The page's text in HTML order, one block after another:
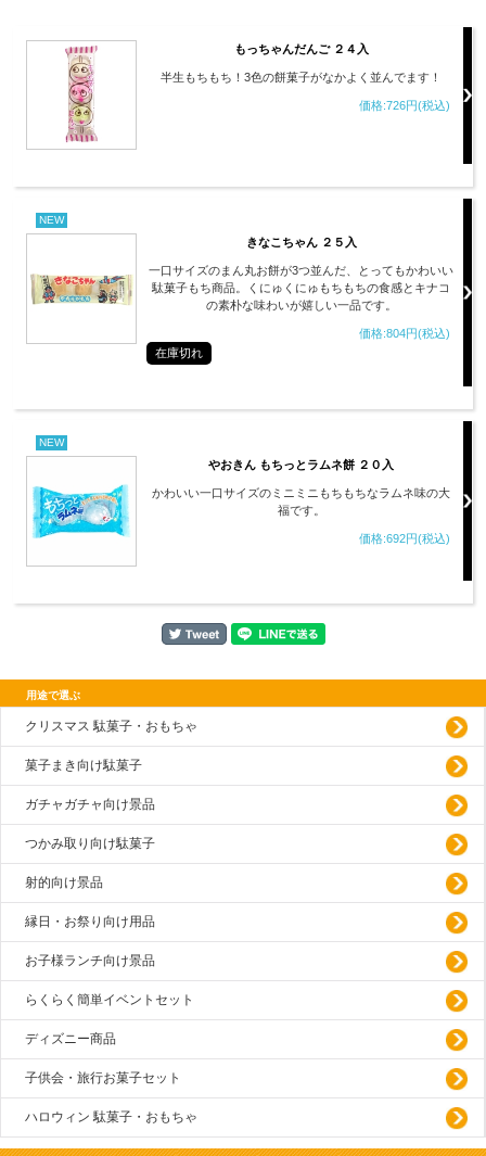
もっちゃんだんご ２４入
半生もちもち！3色の餅菓子がなかよく並んでます！
価格:726円(税込)
NEW
きなこちゃん ２５入
一口サイズのまん丸お餅が3つ並んだ、とってもかわいい
駄菓子もち商品。くにゅくにゅもちもちの食感とキナコ
の素朴な味わいが嬉しい一品です。
価格:804円(税込)
在庫切れ
NEW
やおきん もちっとラムネ餅 ２０入
かわいい一口サイズのミニミニもちもちなラムネ味の大
福です。
価格:692円(税込)
用途で選ぶ
クリスマス 駄菓子・おもちゃ
菓子まき向け駄菓子
ガチャガチャ向け景品
つかみ取り向け駄菓子
射的向け景品
縁日・お祭り向け用品
お子様ランチ向け景品
らくらく簡単イベントセット
ディズニー商品
子供会・旅行お菓子セット
ハロウィン 駄菓子・おもちゃ